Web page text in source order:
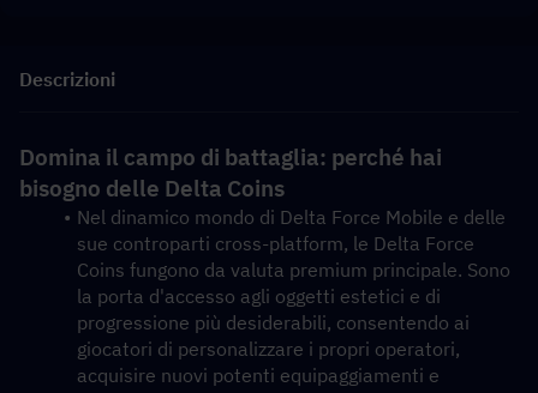
Descrizioni
Domina il campo di battaglia: perché hai
bisogno delle Delta Coins
Nel dinamico mondo di Delta Force Mobile e delle
sue controparti cross-platform, le Delta Force
Coins fungono da valuta premium principale. Sono
la porta d'accesso agli oggetti estetici e di
progressione più desiderabili, consentendo ai
giocatori di personalizzare i propri operatori,
acquisire nuovi potenti equipaggiamenti e